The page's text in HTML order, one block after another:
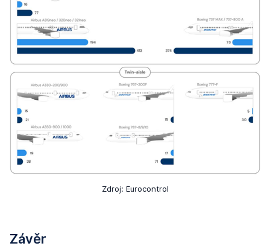
Zdroj: Eurocontrol
Závěr